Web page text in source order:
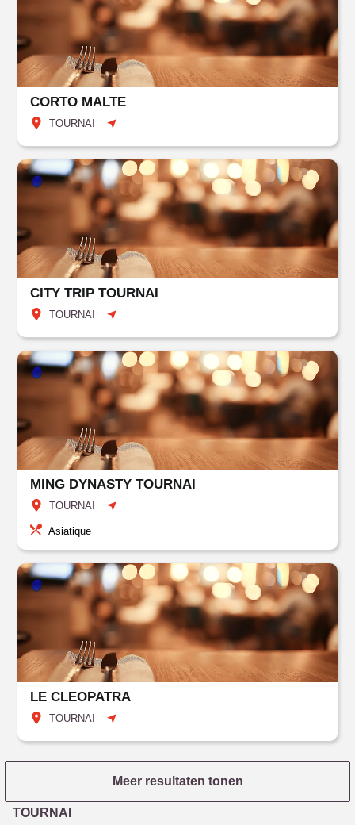
CORTO MALTE
TOURNAI
CITY TRIP TOURNAI
TOURNAI
MING DYNASTY TOURNAI
TOURNAI
Asiatique
LE CLEOPATRA
TOURNAI
Meer resultaten tonen
TOURNAI